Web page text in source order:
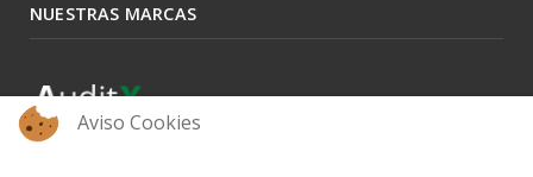
NUESTRAS MARCAS
Aviso Cookies